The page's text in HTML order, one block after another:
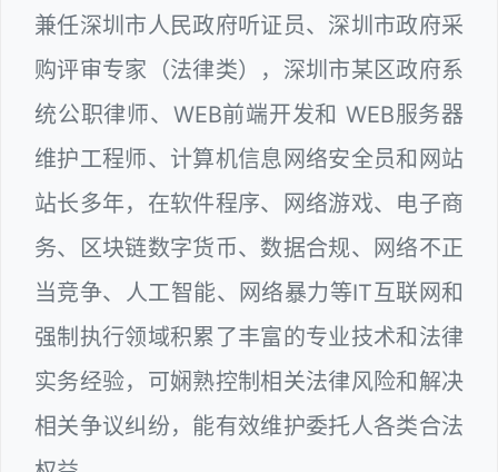
兼任深圳市人民政府听证员、深圳市政府采
购评审专家（法律类），深圳市某区政府系
统公职律师、WEB前端开发和 WEB服务器
维护工程师、计算机信息网络安全员和网站
站长多年，在软件程序、网络游戏、电子商
务、区块链数字货币、数据合规、网络不正
当竞争、人工智能、网络暴力等IT互联网和
强制执行领域积累了丰富的专业技术和法律
实务经验，可娴熟控制相关法律风险和解决
相关争议纠纷，能有效维护委托人各类合法